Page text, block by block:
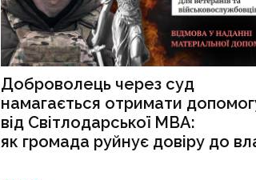
Доброволець через суд
намагається отримати
від Світлодарської МВА:
як громада руйнує довіру до